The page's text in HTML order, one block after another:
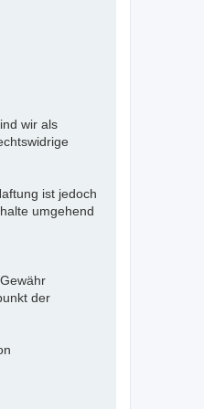
wir als
ist jedoch
umgehend
der